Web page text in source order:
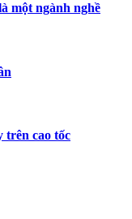
một ngành nghề
trên cao tốc